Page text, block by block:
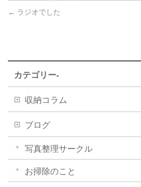
← ラジオでした
カテゴリー-
収納コラム
ブログ
写真整理サークル
お掃除のこと